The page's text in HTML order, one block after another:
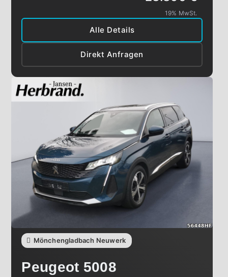
Alle Details
Direkt Anfragen
19% MwSt.
Mönchengladbach Neuwerk
Peugeot 5008